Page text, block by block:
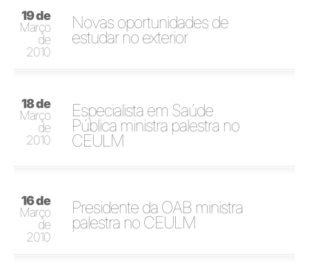
19 de
Março
de
2010
Novas oportunidades de
estudar no exterior
18 de
Março
de
2010
Especialista em Saúde
Pública ministra palestra no
CEULM
16 de
Março
de
2010
Presidente da OAB ministra
palestra no CEULM